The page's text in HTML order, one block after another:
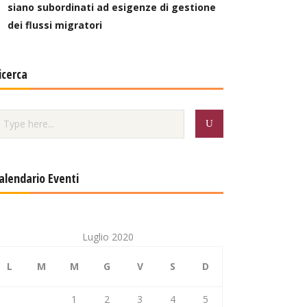
siano subordinati ad esigenze di gestione
dei flussi migratori
Eventi
Luglio 2020
L M M G V S D
1 2 3 4 5